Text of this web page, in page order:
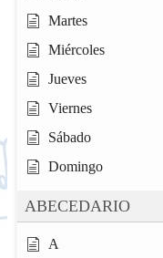
Martes
Miércoles
Jueves
Viernes
Sábado
Domingo
ABECEDARIO
A